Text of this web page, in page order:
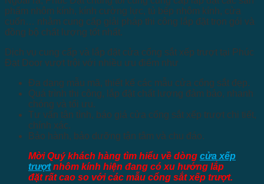
phẩm nhôm kính, kính cường lực, tủ bếp nhôm kính, cửa
cuốn… nhằm cung cấp giải pháp thi công lắp đặt trọn gói và
đồng bộ chất lượng tốt nhất.
Dịch vụ cung cấp và lắp đặt cửa cổng sắt xếp trượt tại Phúc
Đạt Door vượt trội với nhiều ưu điểm như
Đa dạng mẫu mã, thiết kế các mẫu cửa cổng sắt đẹp.
Quá trình thi công, lắp đặt chất lượng đảm bảo, nhanh
chóng và tối ưu.
Tư vấn tận tình, báo giá cửa cổng sắt xếp trượt chi tiết,
chính xác.
Bảo hành, bảo dưỡng tận tâm và chu đáo.
Mời Quý khách hàng tìm hiểu về dòng cửa xếp
trượtnhôm kính hiện đang có xu hướng lắp
đặt rất cao so với các mẫu cổng sắt xếp trượt.